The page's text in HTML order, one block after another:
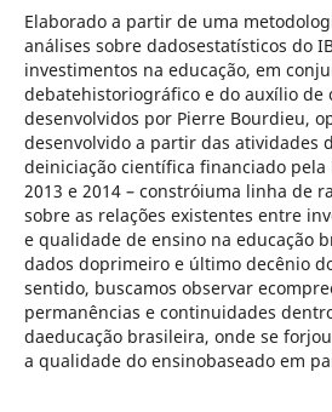
Elaborado a partir de uma
análises sobre dadosestatísticos do
investimentos na educação, em
debatehistoriográfico e do auxílio de
desenvolvidos por Pierre Bourdieu,
desenvolvido a partir das atividades
deiniciação científica financiado pela
2013 e 2014 – constróiuma linha de
sobre as relações existentes entre
e qualidade de ensino na educação
dados doprimeiro e último decênio
sentido, buscamos observar
permanências e continuidades
daeducação brasileira, onde se
a qualidade do ensinobaseado em